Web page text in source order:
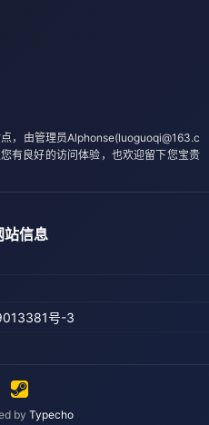
，由管理员Alphonse(luoguoqi@163.c
有良好的访问体验，也欢迎留下您宝贵
站信息
号-3
by Typecho